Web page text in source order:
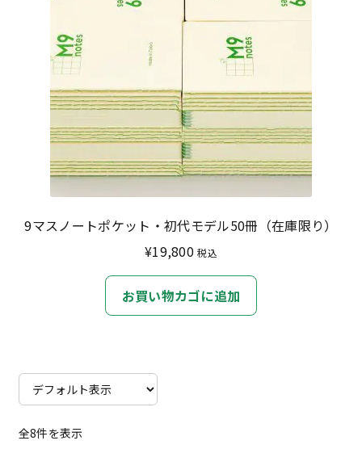
品
ペ
ー
か
ら
選
択
で
き
ま
9マスノートポケット・初代モデル50冊（在庫限り）
¥19,800 税込
お買い物カゴに追加
全8件を表示